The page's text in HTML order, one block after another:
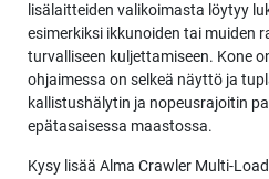
lisälaitteiden valikoimasta löytyy
esimerkiksi ikkunoiden tai muiden
turvalliseen kuljettamiseen. Kone
ohjaimessa on selkeä näyttö ja
kallistushälytin ja nopeusrajoitin
epätasaisessa maastossa.
Kysy lisää Alma Crawler Multi-